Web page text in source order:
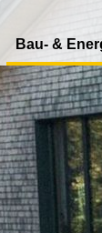
Bau- &